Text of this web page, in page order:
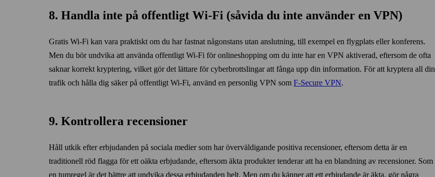
8. Handla inte på offentligt Wi‑Fi (såvida du inte använder en VPN)
Gratis Wi‑Fi kan vara praktiskt om du har fastnat någonstans utan anslutning, till exempel en flygplats eller konferens.
Men du bör undvika att använda offentligt Wi‑Fi för online­shopping om du inte har en VPN aktiverad, eftersom de ofta
saknar korrekt kryptering, vilket gör det lättare för cyber­brottslingar att fånga upp din information. För att kryptera all din
trafik och hålla dig säker på offentligt Wi‑Fi, använd en personlig VPN som F‑Secure VPN.
9. Kontrollera recensioner
Håll utkik efter erbjudanden på sociala medier som har överväldigande positiva recensioner, eftersom detta är en
traditionell röd flagga för ett oäkta erbjudande, eftersom äkta produkter tenderar att ha en blandning av recensioner. Som
en tumregel är det bättre att undvika dessa erbjudanden helt. Men om du känner att ett erbjudande är äkta, gör några